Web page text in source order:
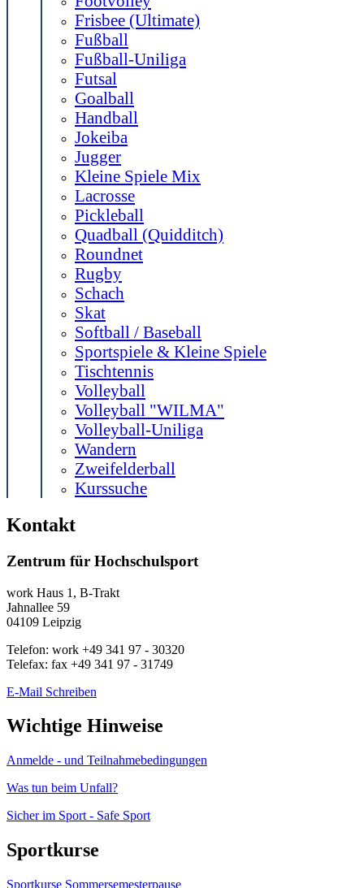
Frisbee (Ultimate)
Fußball
Fußball-Uniliga
Futsal
Goalball
Handball
Jokeiba
Jugger
Kleine Spiele Mix
Lacrosse
Pickleball
Quadball (Quidditch)
Roundnet
Rugby
Schach
Skat
Softball / Baseball
Sportspiele & Kleine Spiele
Tischtennis
Volleyball
Volleyball "WILMA"
Volleyball-Uniliga
Wandern
Zweifelderball
Kurssuche
Kontakt
Zentrum für Hochschulsport
work Haus 1, B-Trakt
Jahnallee 59
04109 Leipzig
Telefon: work +49 341 97 - 30320
Telefax: fax +49 341 97 - 31749
E-Mail Schreiben
Wichtige Hinweise
Anmelde - und Teilnahmebedingungen
Was tun beim Unfall?
Sicher im Sport - Safe Sport
Sportkurse
Sportkurse Sommersemesterpause